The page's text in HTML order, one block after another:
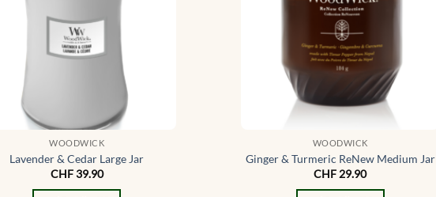
WOODWICK
Lavender & Cedar Large Jar
CHF39.90
WOODWICK
Ginger & Turmeric ReNew Medium Jar
CHF 29.90